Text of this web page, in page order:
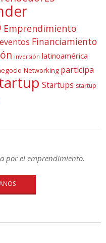
Emprendimiento
eventos Financiamiento
inversión latinoamérica
Networking participa
Startups startup
por el emprendimiento.